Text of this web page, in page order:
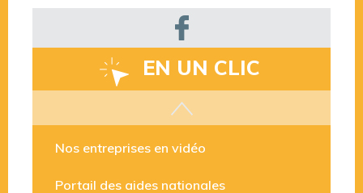
EN UN CLIC
Les aides disponibles
Nos entreprises en vidéo